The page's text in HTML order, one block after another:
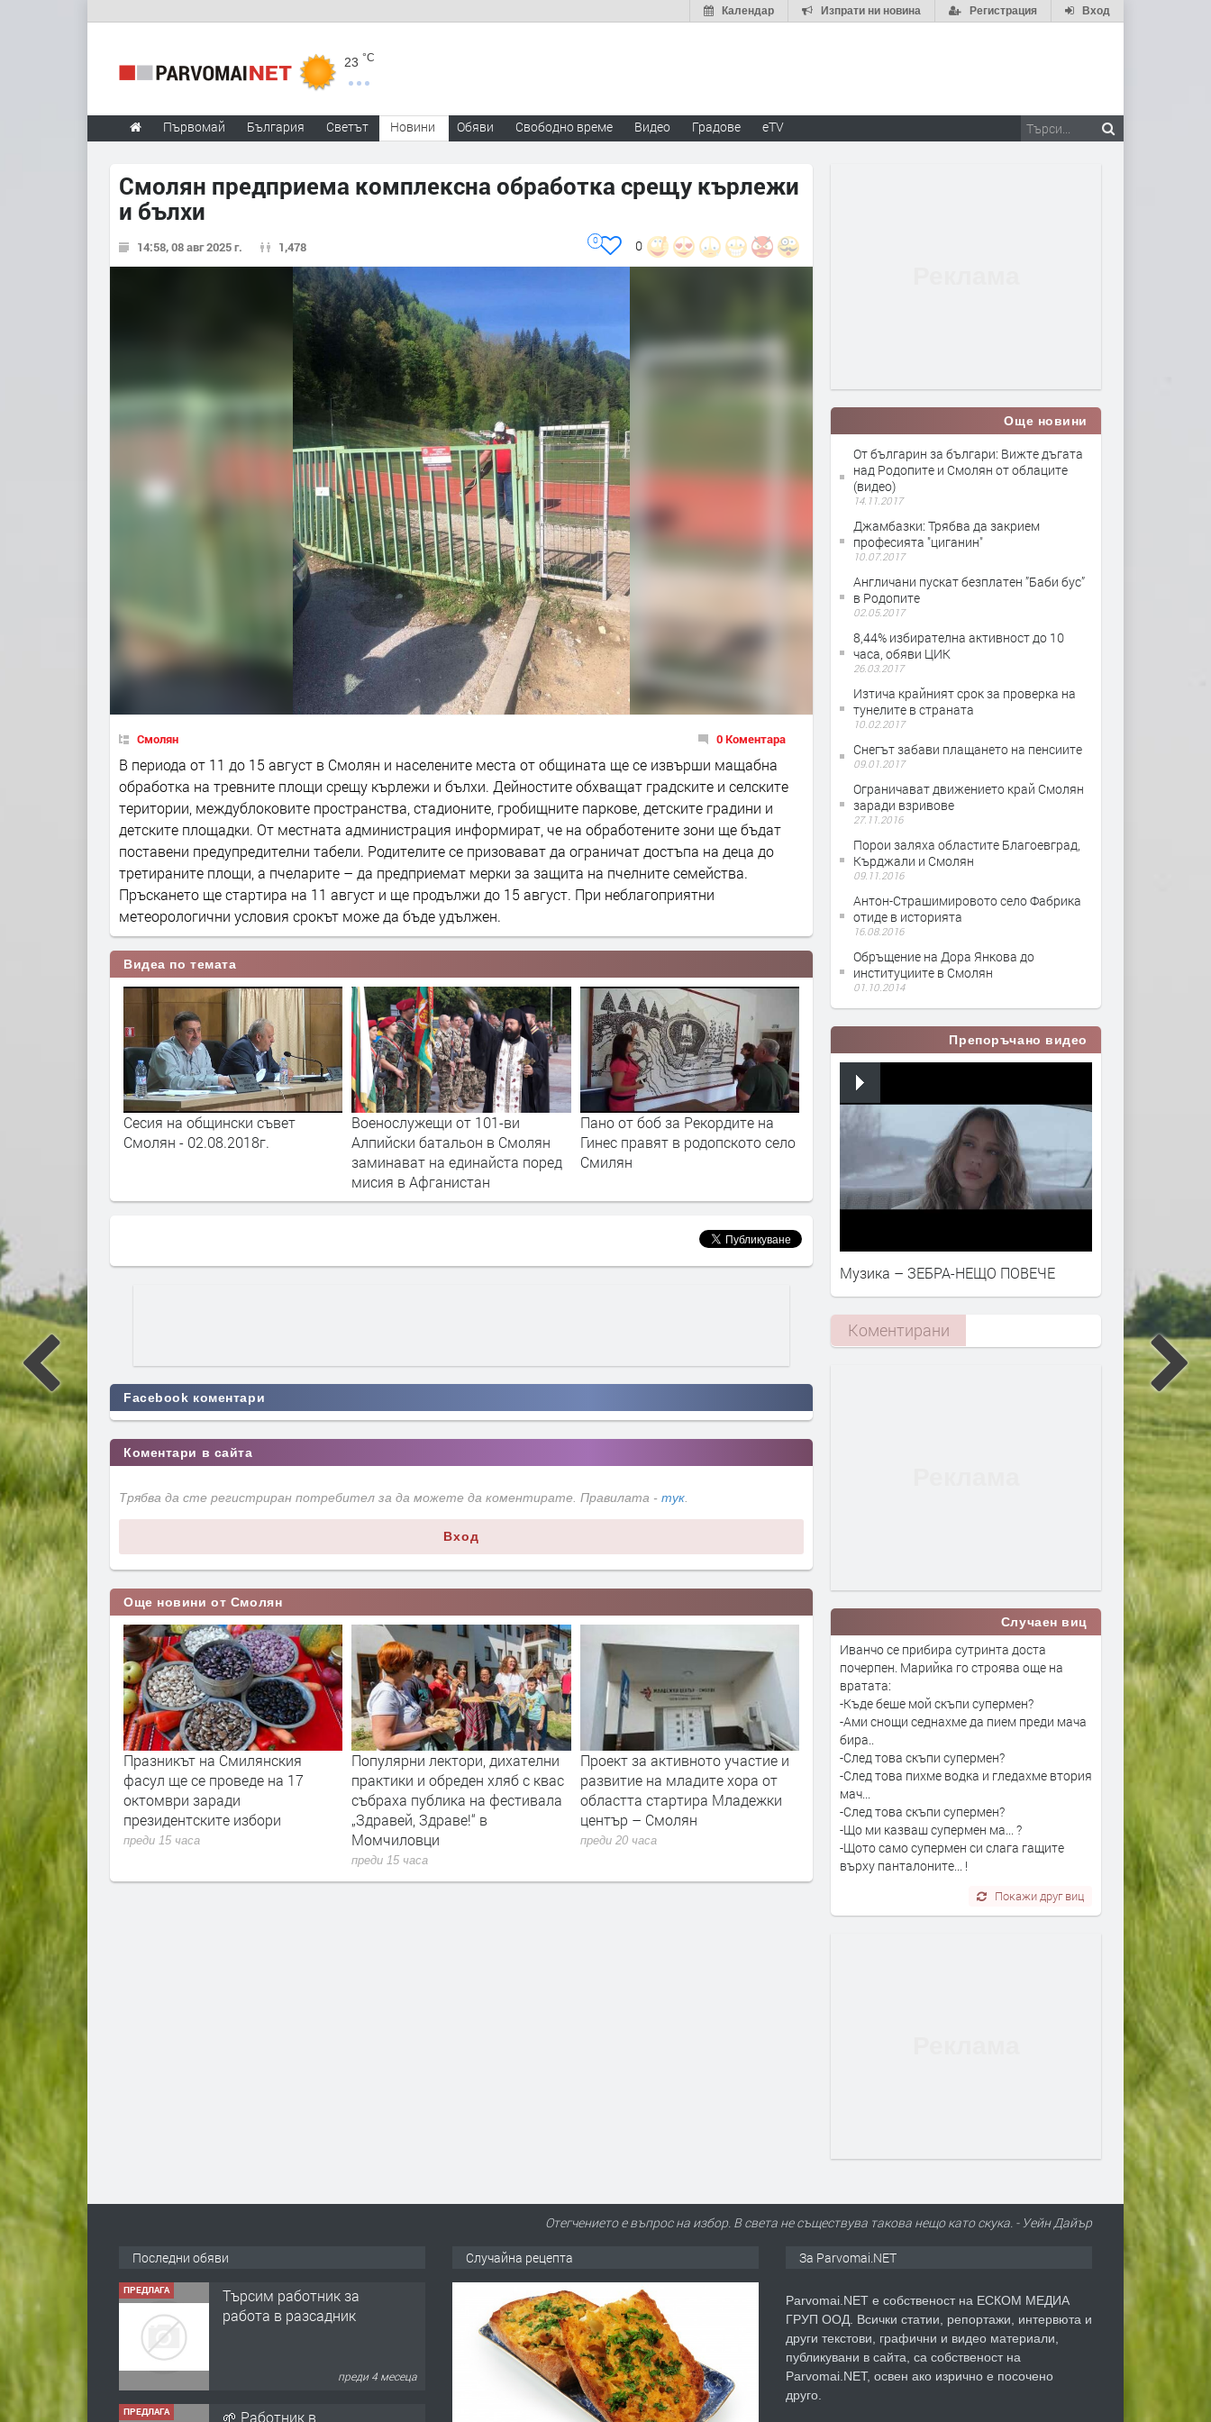
Вход
Регистрация
Изпрати ни новина
Календар
23 °C
Първомай България Светът Новини Обяви Свободно време Видео Градове eTV
Смолян предприема комплексна обработка срещу кърлежи
и бълхи
14:58, 08 авг 2025 г. 1,478 0
0
Смолян 0 Коментара
В периода от 11 до 15 август в Смолян и населените места от общината ще се извърши мащабна
обработка на тревните площи срещу кърлежи и бълхи. Дейностите обхващат градските и селските
територии, междублоковите пространства, стадионите, гробищните паркове, детските градини и
детските площадки. От местната администрация информират, че на обработените зони ще бъдат
поставени предупредителни табели. Родителите се призовават да ограничат достъпа на деца до
третираните площи, а пчеларите – да предприемат мерки за защита на пчелните семейства.
Пръскането ще стартира на 11 август и ще продължи до 15 август. При неблагоприятни
метеорологични условия срокът може да бъде удължен.
Видеа по темата
Сесия на общински съвет
Смолян - 02.08.2018г.
Военослужещи от 101-ви
Алпийски батальон в Смолян
заминават на единайста поред
мисия в Афганистан
Пано от боб за Рекордите на
Гинес правят в родопското село
Смилян
Сесия на общински съвет
Смолян - 02.08.2018г.
заминават на единайста
мисия в Афганистан
Facebook коментари
Коментари в сайта
Трябва да сте регистриран потребител за да можете да коментирате. Правилата - тук
Вход
Още новини от Смолян
първият
на Родопите,
за 150
въстание
Празникът на Смилянския
фасул ще се проведе на 17
октомври заради
президентските избори
преди 15 часа
Популярни лектори, дихателни
практики и обреден хляб с квас
събраха публика на фестивала
„Здравей, Здраве!“ в
Момчиловци
преди 15 часа
Проект за активното участие и
развитие на младите хора от
областта стартира Младежки
център – Смолян
преди 20 часа
Близо 20 села в Арденското
корито пред транспортен хаос,
заради ремонт на мост
преди 20 часа
плажния волейбол: Най-
Още новини
Oт българин за българи: Вижте дъгата
над Родопите и Смолян от облаците
(видео)
14.11.2017
Джамбазки: Трябва да закрием
професията "циганин"
10.07.2017
Англичани пускат безплатен ”Баби бус”
в Родопите
02.05.2017
8,44% избирателна активност до 10
часа, обяви ЦИК
26.03.2017
Изтича крайният срок за проверка на
тунелите в страната
10.02.2017
Снегът забави плащането на пенсиите
09.01.2017
Ограничават движението край Смолян
заради взривове
27.11.2016
Порои заляха областите Благоевград,
Кърджали и Смолян
09.11.2016
Антон-Страшимировото село Фабрика
отиде в историята
16.08.2016
Обръщение на Дора Янкова до
институциите в Смолян
01.10.2014
Препоръчано видео
Музика – ЗЕБРА-НЕЩО ПОВЕЧЕ
Коментирани
Случаен виц
Иванчо се прибира сутринта доста
почерпен. Марийка го строява още на
вратата:
-Къде беше мой скъпи супермен?
-Ами снощи седнахме да пием преди мача
бира..
-След това скъпи супермен?
-След това пихме водка и гледахме втория
мач...
-След това скъпи супермен?
-Що ми казваш супермен ма... ?
-Щото само супермен си слага гащите
върху панталоните... !
Покажи друг виц
Отегчението е въпрос на избор. В света не съществува такова нещо като скука. - Уейн Дайър
Последни обяви
ПРЕДЛАГА
Търсим работник за
работа в разсадник
преди 4 месеца
ПРЕДЛАГА 🌱 Работник в
Случайна рецепта За Parvomai.NET
Parvomai.NET е собственост на ЕСКОМ МЕДИА
ГРУП ООД. Всички статии, репортажи, интервюта и
други текстови, графични и видео материали,
публикувани в сайта, са собственост на
Parvomai.NET, освен ако изрично е посочено
друго.